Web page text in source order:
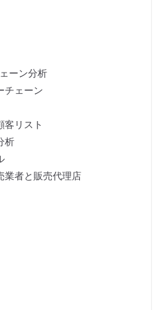
ーン分析
チェーン
客リスト
析
者と販売代理店